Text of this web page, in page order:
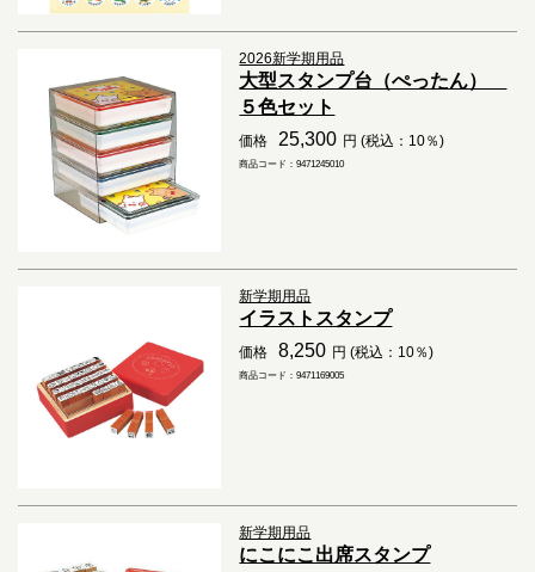
2026新学期用品
大型スタンプ台（ぺったん）
５色セット
価格 25,300 円 (税込：10％)
商品コード：9471245010
新学期用品
イラストスタンプ
価格 8,250 円 (税込：10％)
商品コード：9471169005
新学期用品
にこにこ出席スタンプ